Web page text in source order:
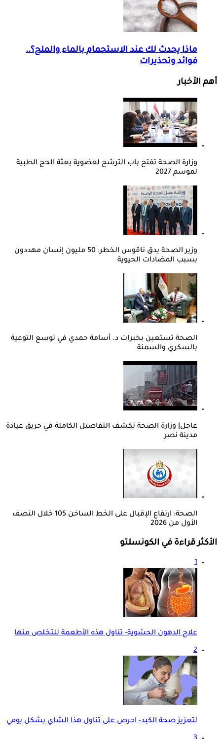
ماذا يحدث لك عند الاستحمام بالماء والملح؟..
فوائد وتحذيرات
أهم الأخبار
وزارة الصحة تفتح باب الترشح لعضوية بعثة الحج الطبية
لموسم 2027
وزير الصحة يدق ناقوس الخطر: 50 مليون إنسان مهددون
بسبب المضادات الحيوية
الصحة تستعين بخبرات د. أسامة حمدي في توسع التوعية
بالسكري والسمنة
عاجل| وزارة الصحة تكشف التفاصيل الكاملة في حريق عيادة
مدينة نصر
الصحة: ارتفاع الإقبال على الخط الساخن 105 خلال النصف
الأول من 2026
الأكثر قراءة في الكونسلتو
1
علاج الدهون الحشوية- تناول هذه الأطعمة للتخلص منها
2
لتعزيز صحة الكبد- احرص على تناول هذا الشاي بشكل يومي